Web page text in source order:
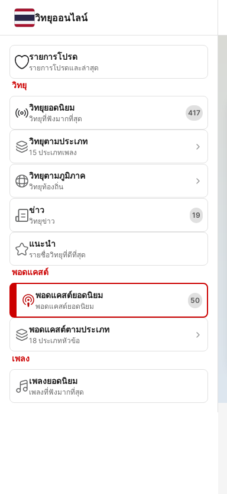
วิทยุออนไลน์
รายการโปรด
รายการโปรดและล่าสุด
วิทยุ
วิทยุยอดนิยม
วิทยุที่ฟังมากที่สุด
417
วิทยุตามประเภท
15 ประเภทเพลง
วิทยุตามภูมิภาค
วิทยุท้องถิ่น
ข่าว
วิทยุข่าว
19
แนะนำ
รายชื่อวิทยุที่ดีที่สุด
พอดแคสต์
พอดแคสต์ยอดนิยม
พอดแคสต์ยอดนิยม
50
พอดแคสต์ตามประเภท
18 ประเภทหัวข้อ
เพลง
เพลงยอดนิยม
เพลงที่ฟังมากที่สุด